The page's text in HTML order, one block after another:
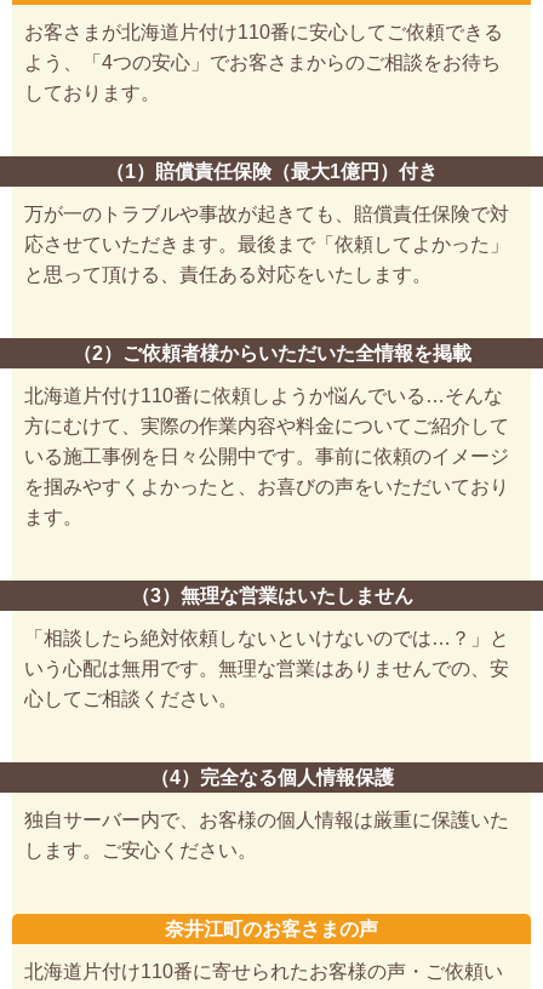
お客さまが北海道片付け110番に安心してご依頼できる
よう、「4つの安心」でお客さまからのご相談をお待ち
しております。
（1）賠償責任保険（最大1億円）付き
万が一のトラブルや事故が起きても、賠償責任保険で対
応させていただきます。最後まで「依頼してよかった」
と思って頂ける、責任ある対応をいたします。
（2）ご依頼者様からいただいた全情報を掲載
北海道片付け110番に依頼しようか悩んでいる…そんな
方にむけて、実際の作業内容や料金についてご紹介して
いる施工事例を日々公開中です。事前に依頼のイメージ
を掴みやすくよかったと、お喜びの声をいただいており
ます。
（3）無理な営業はいたしません
「相談したら絶対依頼しないといけないのでは…？」と
いう心配は無用です。無理な営業はありませんでの、安
心してご相談ください。
（4）完全なる個人情報保護
独自サーバー内で、お客様の個人情報は厳重に保護いた
します。ご安心ください。
奈井江町のお客さまの声
北海道片付け110番に寄せられたお客様の声・ご依頼い